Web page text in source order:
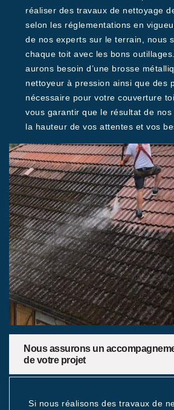
réaliser des travaux de nettoyage
selon les réglementations en
de nos experts sur le terrain, nous
chaque toit avec les bons
aurons besoin d’une brosse
nettoyeur à pression ainsi que des
nécessaire pour votre couverture
vous garantir que le résultat de
la hauteur de vos attentes et vos
Nous assurons un
de votre projet
Si nous réalisons des travaux de